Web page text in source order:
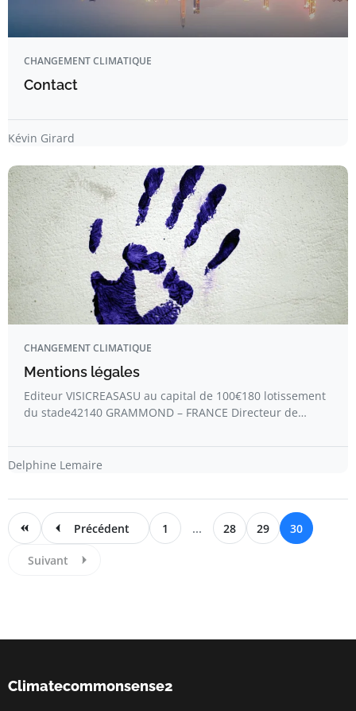
CHANGEMENT CLIMATIQUE
Contact
Kévin Girard
CHANGEMENT CLIMATIQUE
Mentions légales
Editeur VISICREASASU au capital de 100€180 lotissement
du stade42140 GRAMMOND – FRANCE Directeur de…
Delphine Lemaire
Précédent 1 ... 28 29 30
Suivant
Climatecommonsense2